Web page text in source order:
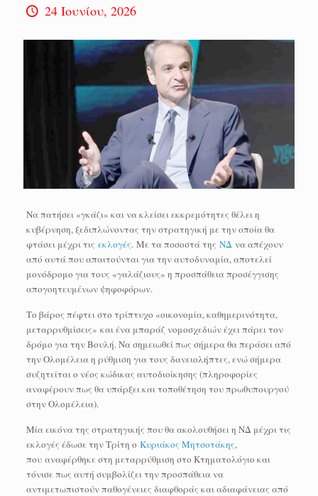
24 Ιουνίου, 2026
Να πατήσει «γκάζι» και να κλείσει εκκρεμότητες θέλει η
κυβέρνηση, ξεδιπλώνοντας την στρατηγική με την οποία θα
φτάσει μέχρι τις εκλογές. Με τα ποσοστά της ΝΔ να απέχουν
από αυτά που απαιτούνται για την αυτοδυναμία, αποτελεί
μονόδρομο για τους «γαλάζιους» η προσπάθεια προσέγγισης
απογοητευμένων ψηφοφόρων.
Το βάρος πέφτει στο τρίπτυχο «οικονομία, καθημερινότητα,
μεταρρυθμίσεις» και ένα μπαράζ νομοσχεδιών έχει πάρει τον
δρόμο για την Βουλή. Να σημειωθεί πως σήμερα θα περάσει από
την Ολομέλεια η ρύθμιση για τους δανειολήπτες, ενώ σήμερα
συζητείται ο νέος κώδικας αυτοδιοίκησης (πληροφορίες
αναφέρουν πως θα υπάρξει και τοποθέτηση του πρωθυπουργού
στην Ολομέλεια).
Μία εικόνα της στρατηγικής που θα ακολουθήσει η ΝΔ μέχρι τις
εκλογές έδωσε την Τρίτη ο Κυριάκος Μητσοτάκης,
που αναφέρθηκε στη μεταρρύθμιση στο Κτηματολόγιο και
τόνισε πως αυτή συμβολίζει την προσπάθεια να
αντιμετωπιστούν παθογένειες διαφθοράς και αδιαφάνειας από